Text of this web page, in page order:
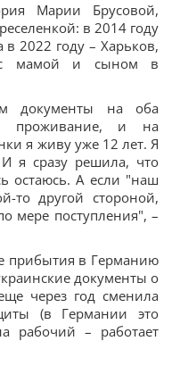
Марии Брусовой,
в 2014 году
2022 году – Харьков,
с мамой и сыном в
документы на оба
проживание, и на
я живу уже 12 лет. Я
я сразу решила, что
остаюсь. А если "наш
то другой стороной,
мере поступления", –
прибытия в Германию
документы о
через год сменила
(в Германии это
рабочий – работает